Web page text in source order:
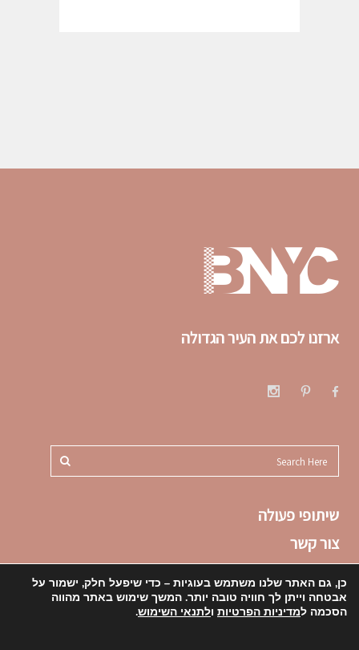
ארזנו לכם את העיר הגדולה
שיתופי פעולה
צור קשר
תקנון
הצהרת נגישות
כן, גם האתר שלנו משתמש בעוגיות – כדי שיפעל חלק, ישמור על
אבטחה וייתן לך חוויה טובה יותר. המשך שימוש באתר מהווה
הסכמה למדיניות הפרטיות ולתנאי השימוש.